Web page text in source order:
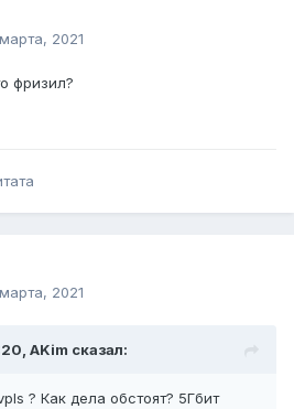
марта, 2021
фризил?
марта, 2021
AKim сказал:
? Как дела обстоят? 5Гбит